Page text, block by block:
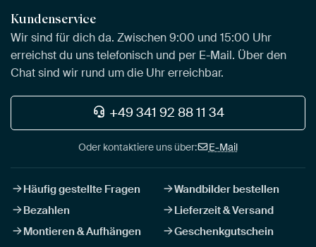
Kundenservice
Wir sind für dich da. Zwischen 9:00 und 15:00 Uhr
erreichst du uns telefonisch und per E-Mail. Über den
Chat sind wir rund um die Uhr erreichbar.
+49 341 92 88 11 34
Oder kontaktiere uns über: E-Mail
Häufig gestellte Fragen
Wandbilder bestellen
Bezahlen
Lieferzeit & Versand
Montieren & Aufhängen
Geschenkgutschein